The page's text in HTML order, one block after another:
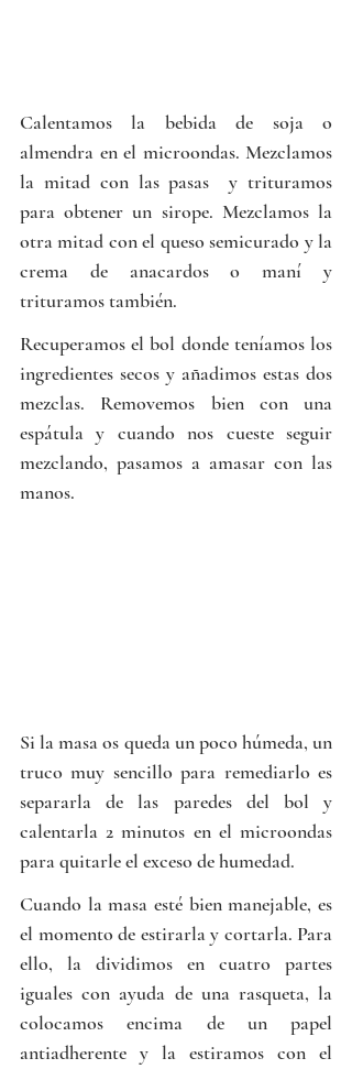
Calentamos la bebida de soja o
almendra en el microondas. Mezclamos
la mitad con las pasas  y trituramos
para obtener un sirope. Mezclamos la
otra mitad con el queso semicurado y la
crema de anacardos o maní y
trituramos también.
Recuperamos el bol donde teníamos los
ingredientes secos y añadimos estas dos
mezclas. Removemos bien con una
espátula y cuando nos cueste seguir
mezclando, pasamos a amasar con las
manos.
Si la masa os queda un poco húmeda, un
truco muy sencillo para remediarlo es
separarla de las paredes del bol y
calentarla 2 minutos en el microondas
para quitarle el exceso de humedad.
Cuando la masa esté bien manejable, es
el momento de estirarla y cortarla. Para
ello, la dividimos en cuatro partes
iguales con ayuda de una rasqueta, la
colocamos encima de un papel
antiadherente y la estiramos con el